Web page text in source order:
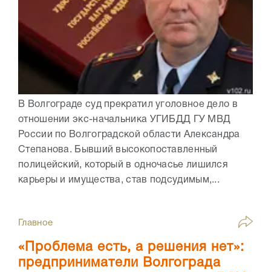
В Волгограде суд прекратил уголовное дело в
отношении экс-начальника УГИБДД ГУ МВД
России по Волгоградской области Александра
Степанова. Бывший высокопоставленный
полицейский, который в одночасье лишился
карьеры и имущества, став подсудимым,...
Главное
«Проблема есть, а решения нет»:
предприниматели Волгограда